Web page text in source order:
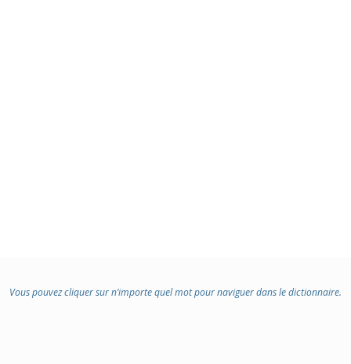
Vous pouvez cliquer sur n’importe quel mot pour naviguer dans le dictionnaire.